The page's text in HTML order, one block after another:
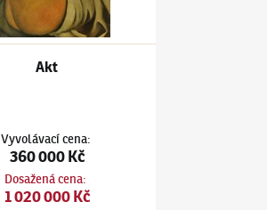
Akt
Vyvolávací cena:
360 000 Kč
Dosažená cena:
1 020 000 Kč